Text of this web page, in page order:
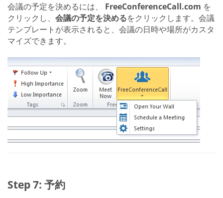
会議の予定を決めるには、 FreeConferenceCall.com を
クリックし、 会議の予定を決めるをクリックします。会議
テンプレートが表示されると、会議の日時や場所がカスタ
マイズできます。
Step 7: 予約